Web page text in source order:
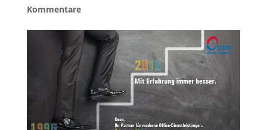
Kommentare